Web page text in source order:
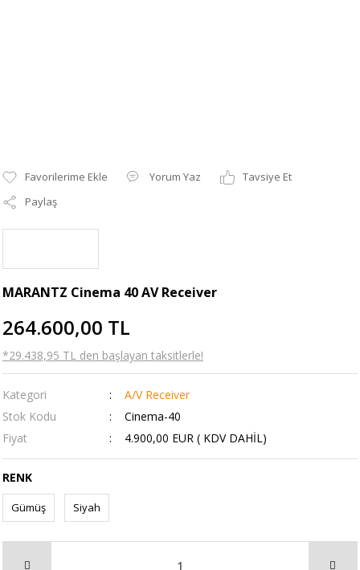
Yorum Yaz
Tavsiye Et
Paylaş
MARANTZ Cinema 40 AV Receiver
264.600,00 TL
*29.438,95 TL den başlayan taksitlerle!
Kategori
A/V Receiver
Stok Kodu
Cinema-40
Fiyat
4.900,00 EUR ( KDV DAHİL)
RENK
Gümüş Siyah